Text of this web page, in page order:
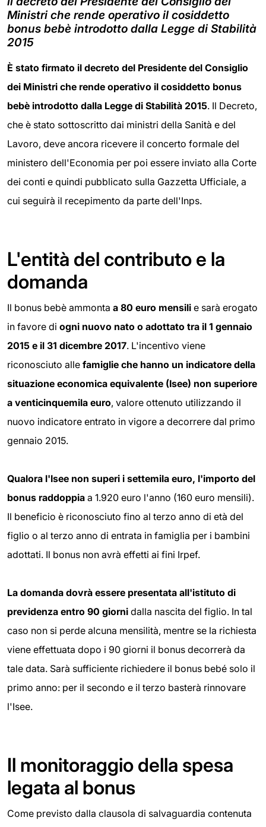
Ministri che rende operativo il cosiddetto
bonus bebè introdotto dalla Legge di Stabilità
2015
È stato firmato il decreto del Presidente del Consiglio
dei Ministri che rende operativo il cosiddetto bonus
bebè introdotto dalla Legge di Stabilità 2015. Il Decreto,
che è stato sottoscritto dai ministri della Sanità e del
Lavoro, deve ancora ricevere il concerto formale del
ministero dell'Economia per poi essere inviato alla Corte
dei conti e quindi pubblicato sulla Gazzetta Ufficiale, a
cui seguirà il recepimento da parte dell'Inps.
L'entità del contributo e la
domanda
Il bonus bebè ammonta a 80 euro mensili e sarà erogato
in favore di ogni nuovo nato o adottato tra il 1 gennaio
2015 e il 31 dicembre 2017. L'incentivo viene
riconosciuto alle famiglie che hanno un indicatore della
situazione economica equivalente (Isee) non superiore
a venticinquemila euro, valore ottenuto utilizzando il
nuovo indicatore entrato in vigore a decorrere dal primo
gennaio 2015.
Qualora l'Isee non superi i settemila euro, l'importo del
bonus raddoppia a 1.920 euro l'anno (160 euro mensili).
Il beneficio è riconosciuto fino al terzo anno di età del
figlio o al terzo anno di entrata in famiglia per i bambini
adottati. Il bonus non avrà effetti ai fini Irpef.
La domanda dovrà essere presentata all'istituto di
previdenza entro 90 giorni dalla nascita del figlio. In tal
caso non si perde alcuna mensilità, mentre se la richiesta
viene effettuata dopo i 90 giorni il bonus decorrerà da
tale data. Sarà sufficiente richiedere il bonus bebé solo il
primo anno: per il secondo e il terzo basterà rinnovare
l'Isee.
Il monitoraggio della spesa
legata al bonus
Come previsto dalla clausola di salvaguardia contenuta